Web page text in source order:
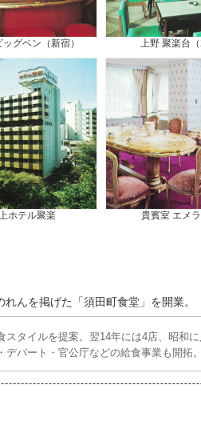
グベン（新宿） 上野 聚楽台（
ホテル聚楽 貴賓室 エメ
んを掲げた「須田町食堂」を開業。
タイルを提案。翌14年には4店、昭和
パート・官公庁などの給食事業も開拓。